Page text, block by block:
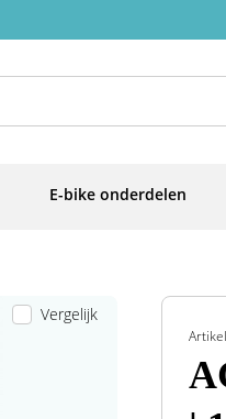
E-bike onderdelen
Vergelijk